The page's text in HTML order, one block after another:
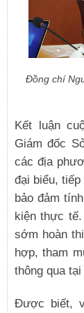
Đồng chí
Kết luận
Giám đốc
các địa
đại biểu,
bảo đảm
kiện thực
sớm hoàn
hợp, tham
thông qua
Được biết,